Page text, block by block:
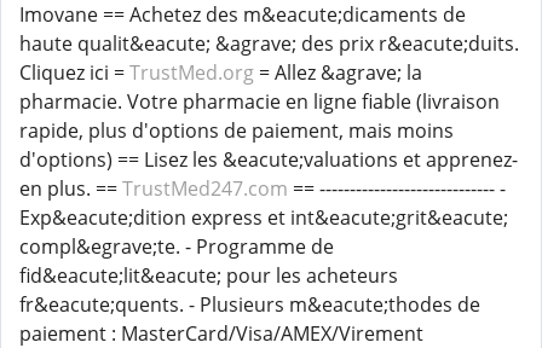
Imovane == Achetez des m&eacute;dicaments de
haute qualit&eacute; &agrave; des prix r&eacute;duits.
Cliquez ici =TrustMed.org = Allez &agrave; la
pharmacie. Votre pharmacie en ligne fiable (livraison
rapide, plus d'options de paiement, mais moins
d'options) == Lisez les &eacute;valuations et apprenez-
en plus. ==TrustMed247.com == ----------------------------- -
Exp&eacute;dition express et int&eacute;grit&eacute;
compl&egrave;te. - Programme de
fid&eacute;lit&eacute; pour les acheteurs
fr&eacute;quents. - Plusieurs m&eacute;thodes de
paiement : MasterCard/Visa/AMEX/Virement